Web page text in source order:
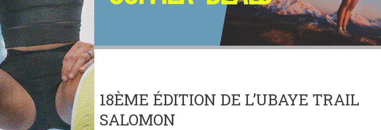
18ÈME ÉDITION DE L’UBAYE TRAIL
SALOMON